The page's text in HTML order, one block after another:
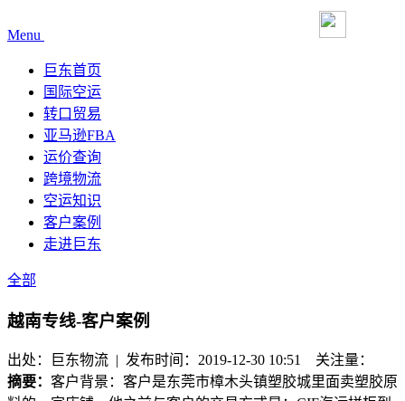
Menu
巨东首页
国际空运
转口贸易
亚马逊FBA
运价查询
跨境物流
空运知识
客户案例
走进巨东
全部
越南专线-客户案例
出处：巨东物流 | 发布时间：2019-12-30 10:51 关注量：
摘要： 客户背景：客户是东莞市樟木头镇塑胶城里面卖塑胶原